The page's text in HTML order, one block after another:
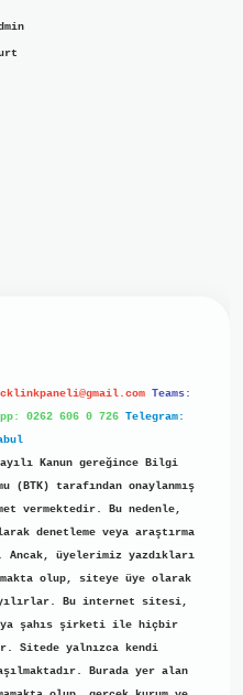
Teams:
0262 606 0 726 Telegram:
Kanun gereğince Bilgi
tarafından onaylanmış
vermektedir. Bu nedenle,
denetleme veya araştırma
Ancak, üyelerimiz yazdıkları
olup, siteye üye olarak
Bu internet sitesi,
şahıs şirketi ile hiçbir
Sitede yalnızca kendi
Burada yer alan